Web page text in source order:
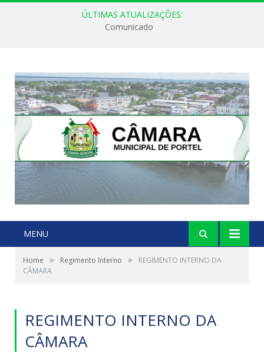
ÚLTIMAS ATUALIZAÇÕES:
Comunicado
MENU
Home » Regimento Interno »
REGIMENTO INTERNO DA
CÂMARA
REGIMENTO INTERNO DA
CÂMARA